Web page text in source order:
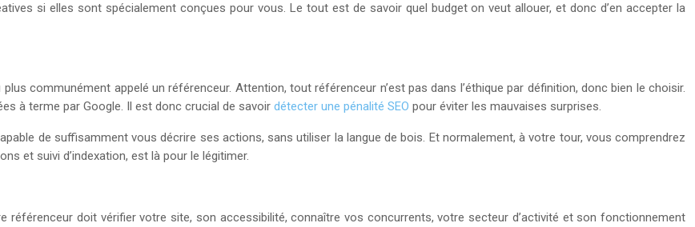
si elles sont spécialement conçues pour vous. Le tout est de savoir quel budget on veut allouer, et donc d’en accepter la
communément appelé un référenceur. Attention, tout référenceur n’est pas dans l’éthique par définition, donc bien le choisir.
à terme par Google. Il est donc crucial de savoir détecter une pénalité SEO pour éviter les mauvaises surprises.
de suffisamment vous décrire ses actions, sans utiliser la langue de bois. Et normalement, à votre tour, vous comprendrez
et suivi d’indexation, est là pour le légitimer.
référenceur doit vérifier votre site, son accessibilité, connaître vos concurrents, votre secteur d’activité et son fonctionnement